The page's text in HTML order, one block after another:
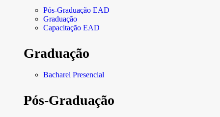
Pós-Graduação EAD
Graduação
Capacitação EAD
Graduação
Bacharel Presencial
Pós-Graduação